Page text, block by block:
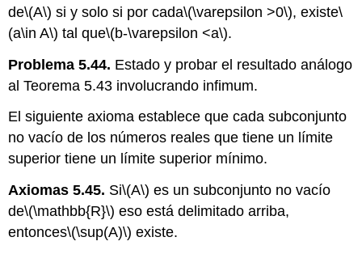
de\(A\) si y solo si por cada\(\varepsilon >0\), existe\
(a\in A\) tal que\(b-\varepsilon <a\).
Problema 5.44. Estado y probar el resultado análogo
al Teorema 5.43 involucrando infimum.
El siguiente axioma establece que cada subconjunto
no vacío de los números reales que tiene un límite
superior tiene un límite superior mínimo.
Axiomas 5.45. Si\(A\) es un subconjunto no vacío
de\(\mathbb{R}\) eso está delimitado arriba,
entonces\(\sup(A)\) existe.